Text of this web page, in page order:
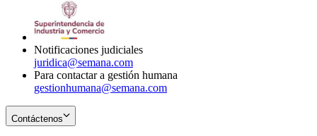
Notificaciones judiciales
juridica@semana.com
Para contactar a gestión humana
gestionhumana@semana.com
Contáctenos